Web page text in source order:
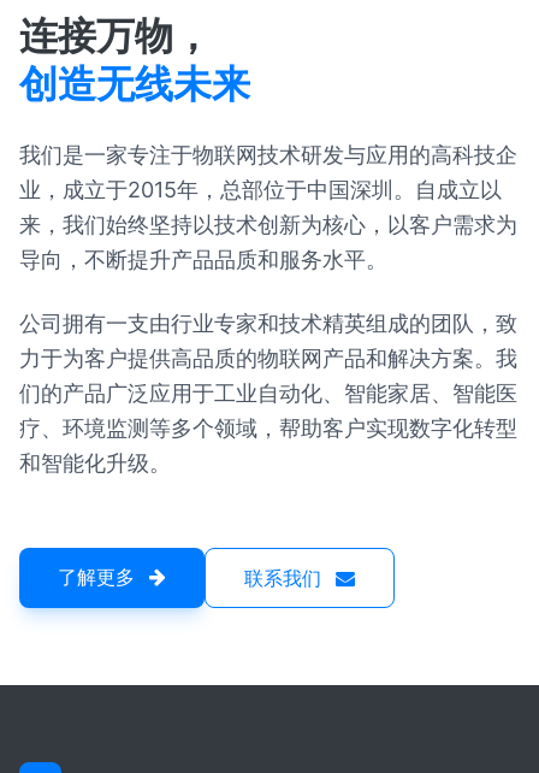
连接万物，
创造无线未来
我们是一家专注于物联网技术研发与应用的高科技企
业，成立于2015年，总部位于中国深圳。自成立以
来，我们始终坚持以技术创新为核心，以客户需求为
导向，不断提升产品品质和服务水平。
公司拥有一支由行业专家和技术精英组成的团队，致
力于为客户提供高品质的物联网产品和解决方案。我
们的产品广泛应用于工业自动化、智能家居、智能医
疗、环境监测等多个领域，帮助客户实现数字化转型
和智能化升级。
了解更多 联系我们